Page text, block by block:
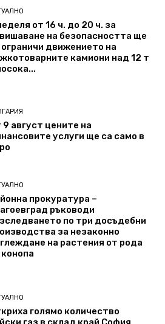
от 16 ч. до 20 ч. за
на безопасността ще
ограничи движението на
камиони над 12 т
9 август цените на
услуги ще са само в
прокуратура –
ръководи
по три досъдебни
за незаконно
на растения от рода
конопа
голямо количество